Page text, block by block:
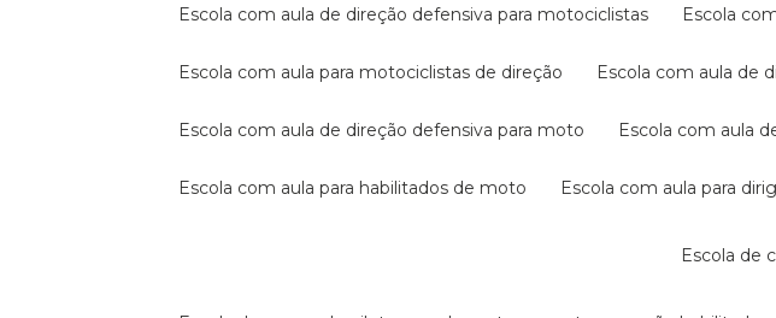
escola com aula de direção defensiva para motociclistas escola
escola com aula para motociclistas de direção escola com aula de
escola com aula de direção defensiva para moto escola com aula
escola com aula para habilitados de moto escola com aula para
escola